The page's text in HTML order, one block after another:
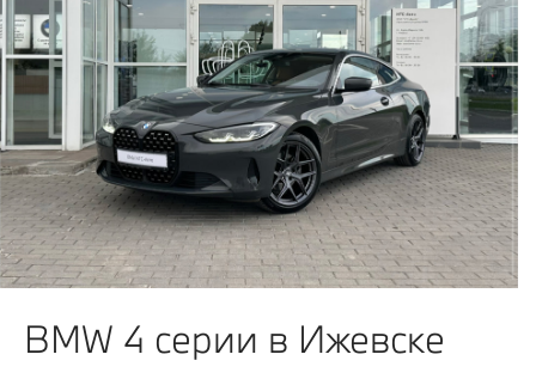
BMW 4 серии в Ижевске